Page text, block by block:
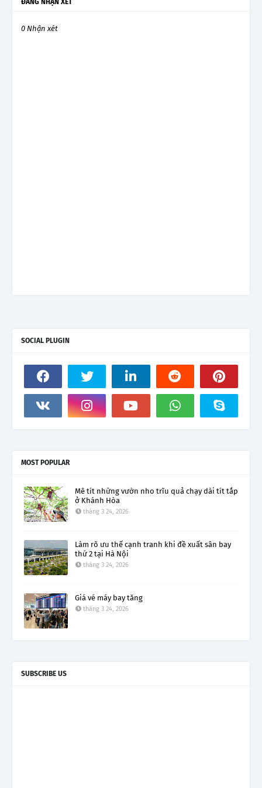
ĐĂNG NHẬN XÉT
0 Nhận xét
SOCIAL PLUGIN
MOST POPULAR
Mê tít những vườn nho trĩu quả chạy dài tít tắp
ở Khánh Hòa
tháng 3 24, 2026
Làm rõ ưu thế cạnh tranh khi đề xuất sân bay
thứ 2 tại Hà Nội
tháng 3 24, 2026
Giá vé máy bay tăng
tháng 3 24, 2026
SUBSCRIBE US